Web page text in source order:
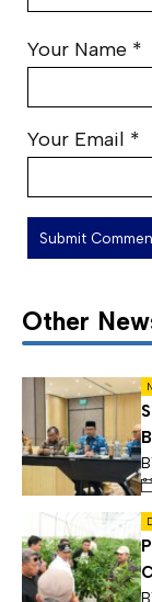
Your Name *
Your Email *
Other